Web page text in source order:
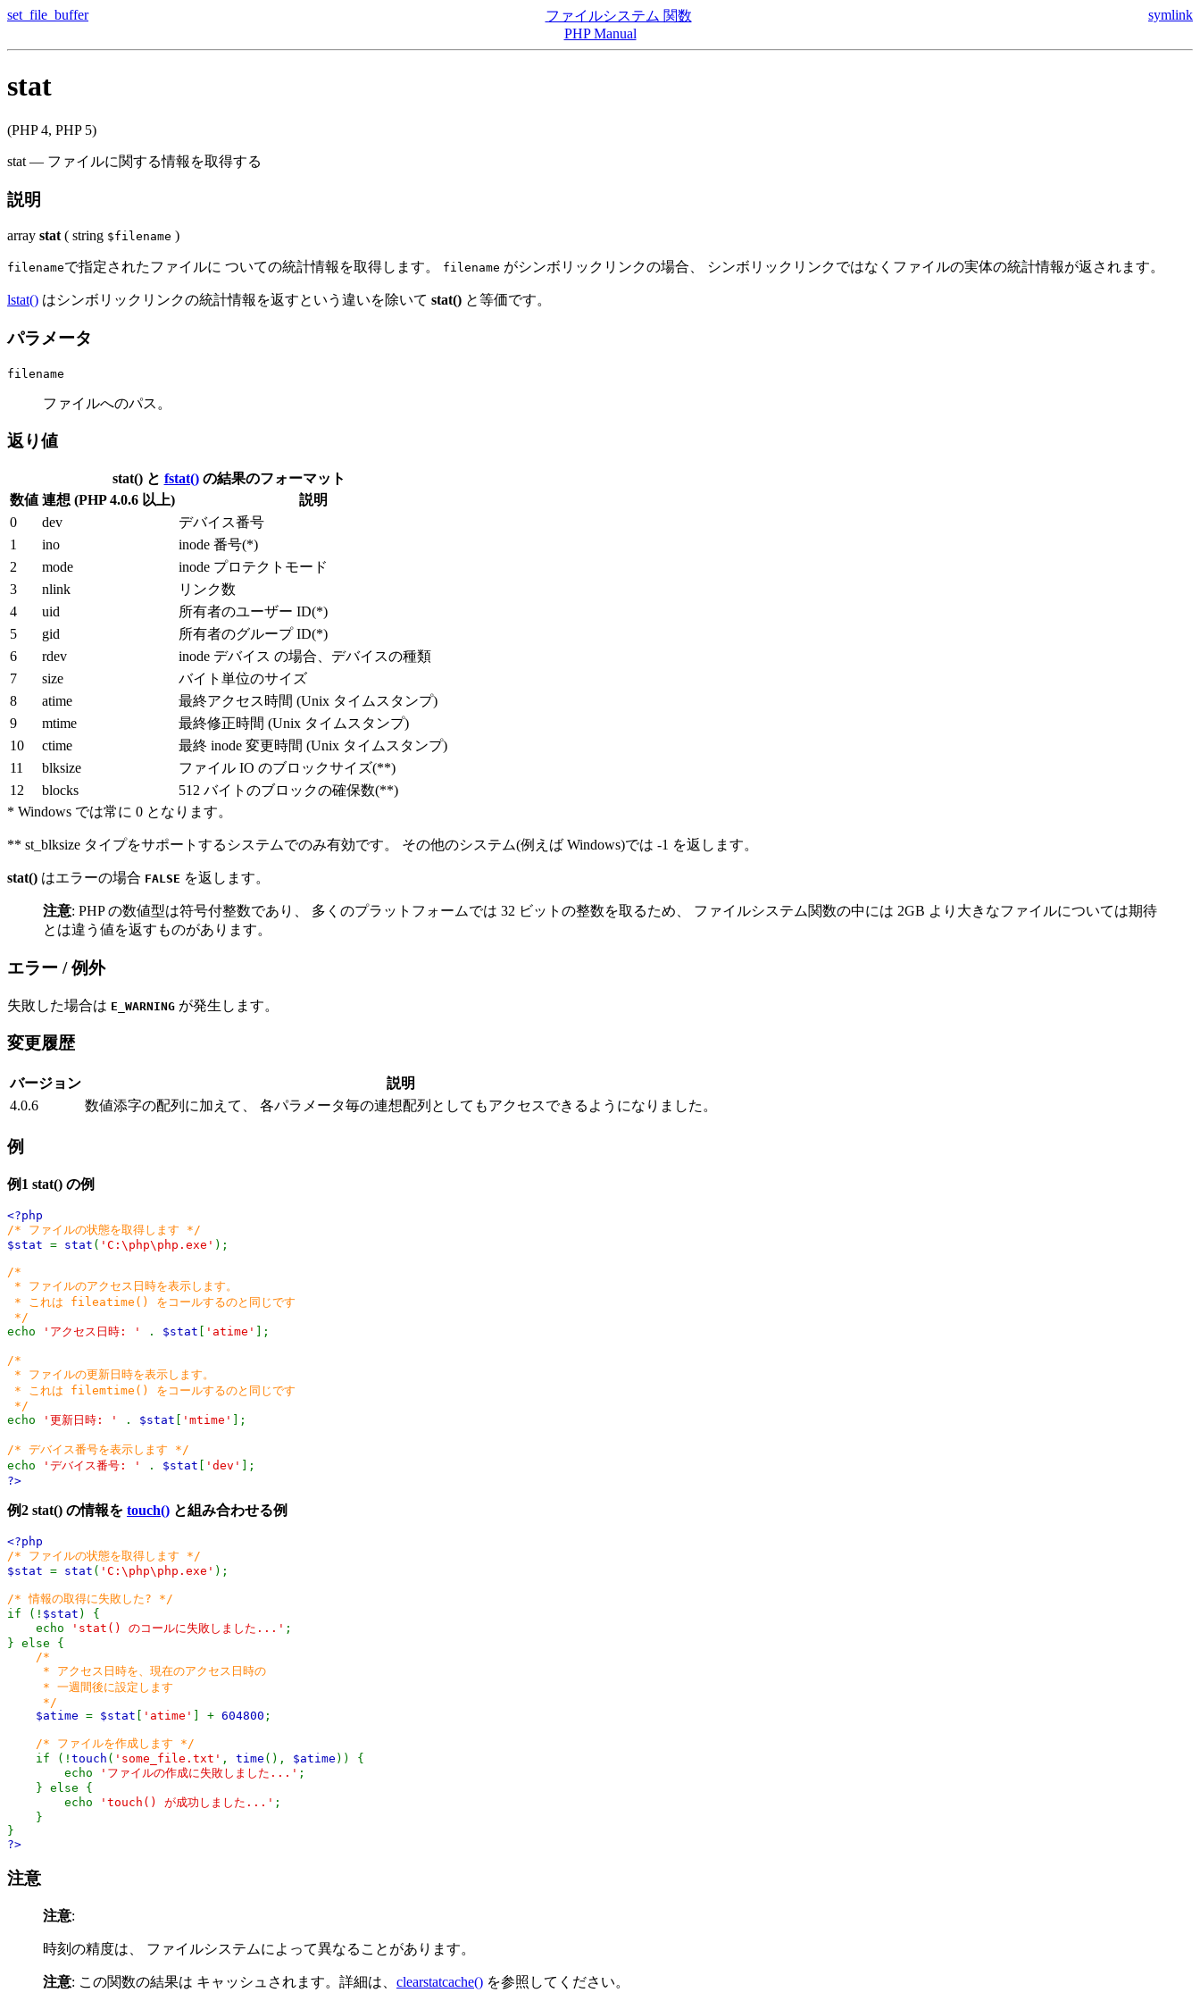
set_file_buffer symlink
ファイルシステム 関数
PHP Manual
stat
(PHP 4, PHP 5)
stat — ファイルに関する情報を取得する
説明
array stat ( string $filename )
filenameで指定されたファイルに ついての統計情報を取得します。 filename がシンボリックリンクの場合、 シンボリックリンクではなくファイルの実体の統計情報が返されます。
lstat() はシンボリックリンクの統計情報を返すという違いを除いて stat() と等価です。
パラメータ
filename
ファイルへのパス。
返り値
stat()と fstat()の結果のフォーマット
数値 連想 (PHP 4.0.6 以上)
説明
0
dev
デバイス番号
1
ino
inode 番号(*)
2
mode
inode プロテクトモード
3
nlink
リンク数
4
uid
所有者のユーザー ID(*)
5
gid
所有者のグループ ID(*)
6
rdev
inode デバイス の場合、デバイスの種類
7
size
バイト単位のサイズ
8
atime
最終アクセス時間 (Unix タイムスタンプ)
9
mtime
最終修正時間 (Unix タイムスタンプ)
10
ctime
最終 inode 変更時間 (Unix タイムスタンプ)
11
blksize
ファイル IO のブロックサイズ(**)
12
blocks
512 バイトのブロックの確保数(**)
* Windows では常に 0 となります。
** st_blksize タイプをサポートするシステムでのみ有効です。 その他のシステム(例えば Windows)では -1 を返します。
stat() はエラーの場合 FALSE を返します。
注意: PHP の数値型は符号付整数であり、 多くのプラットフォームでは 32 ビットの整数を取るため、 ファイルシステム関数の中には 2GB より大きなファイルについては期待
とは違う値を返すものがあります。
エラー / 例外
失敗した場合は E_WARNING が発生します。
変更履歴
バージョン
説明
4.0.6
数値添字の配列に加えて、 各パラメータ毎の連想配列としてもアクセスできるようになりました。
例
例1 stat() の例
<?php
/* ファイルの状態を取得します */
$stat = stat ( 'C:\php\php.exe' );
/*
* ファイルのアクセス日時を表示します。
* これは fileatime() をコールするのと同じです
*/
echo
'アクセス日時: ' . $stat [ 'atime' ];
/*
* ファイルの更新日時を表示します。
* これは filemtime() をコールするのと同じです
*/
echo
'更新日時: ' . $stat [ 'mtime' ];
/* デバイス番号を表示します */
echo
'デバイス番号: ' . $stat [ 'dev' ];
?>
例2 stat() の情報を touch() と組み合わせる例
<?php
/* ファイルの状態を取得します */
$stat = stat ( 'C:\php\php.exe' );
/* 情報の取得に失敗した? */
if (! $stat ) {
echo
'stat() のコールに失敗しました...' ;
} else {
/*
* アクセス日時を、現在のアクセス日時の
* 一週間後に設定します
*/
$atime = $stat [ 'atime' ] + 604800 ;
/* ファイルを作成します */
if (! touch ( 'some_file.txt' , time (), $atime )) {
echo
'ファイルの作成に失敗しました...' ;
} else {
echo
'touch() が成功しました...' ;
}
}
?>
注意
注意:
時刻の精度は、 ファイルシステムによって異なることがあります。
注意: この関数の結果は キャッシュされます。詳細は、 clearstatcache() を参照してください。